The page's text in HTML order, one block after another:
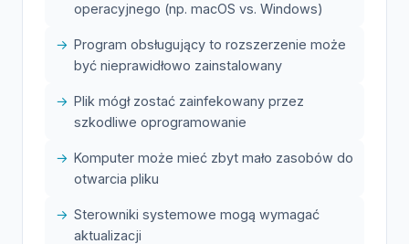
operacyjnego (np. macOS vs. Windows)
Program obsługujący to rozszerzenie może
być nieprawidłowo zainstalowany
Plik mógł zostać zainfekowany przez
szkodliwe oprogramowanie
Komputer może mieć zbyt mało zasobów do
otwarcia pliku
Sterowniki systemowe mogą wymagać
aktualizacji